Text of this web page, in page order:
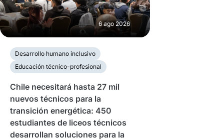
6 ago 2026
Desarrollo humano inclusivo
Educación técnico-profesional
Chile necesitará hasta 27 mil
nuevos técnicos para la
transición energética: 450
estudiantes de liceos técnicos
desarrollan soluciones para la